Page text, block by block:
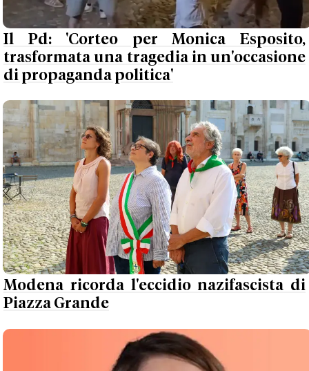
Il Pd: 'Corteo per Monica Esposito,
trasformata una tragedia in un'occasione
di propaganda politica'
Modena ricorda l'eccidio nazifascista di
Piazza Grande